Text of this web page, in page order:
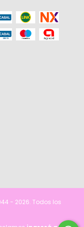
- 2026. Todos los